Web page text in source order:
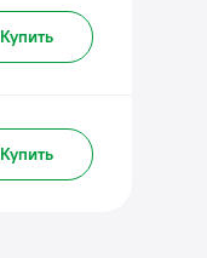
Купить
Купить